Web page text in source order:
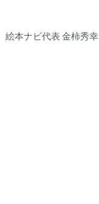
絵本ナビ代表 金柿秀幸